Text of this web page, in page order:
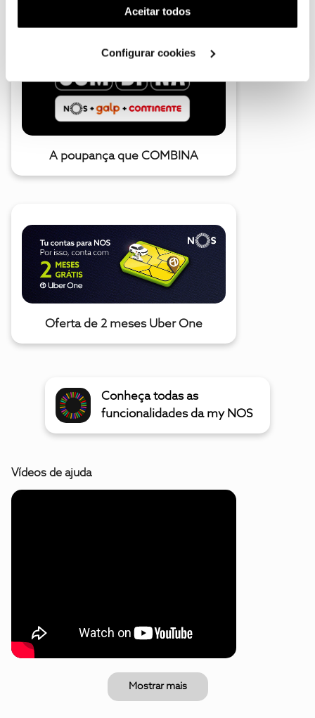
(cookies de publicidade personalizada). Pode gerir a
utilização dos cookies clicando em "Configurar
Aceitar todos
Configurar cookies
A poupança que COMBINA
Oferta de 2 meses Uber One
Conheça todas as
funcionalidades da my NOS
Vídeos de ajuda
Mostrar mais